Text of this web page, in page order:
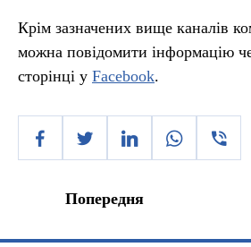
Крім зазначених вище каналів
можна повідомити інформацію
сторінці у Facebook.
Попередня